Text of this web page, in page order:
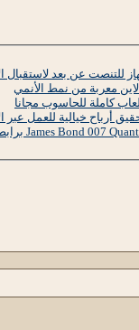
للتنصت عن بعد لاستقبال
معربة من نمط الأنمي
كاملة للحاسوب مجانا
أرباح خيالية للعمل عبر